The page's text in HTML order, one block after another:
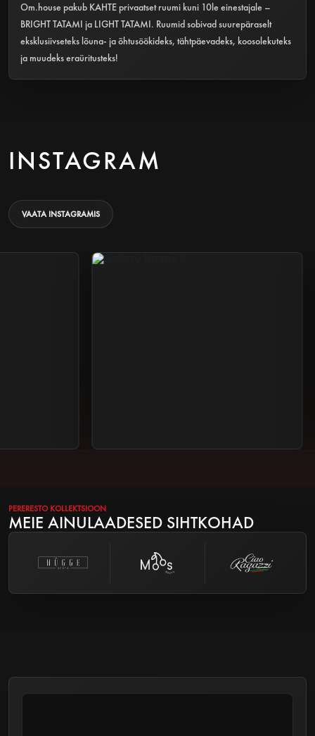
Om.house pakub KAHTE privaatset ruumi kuni 10le einestajale –
BRIGHT TATAMI ja LIGHT TATAMI. Ruumid sobivad suurepäraselt
eksklusiivseteks lõuna- ja õhtusöökideks, tähtpäevadeks, koosolekuteks
ja muudeks eraüritusteks!
INSTAGRAM
VAATA INSTAGRAMIS
PERERESTO KOLLEKTSIOON
MEIE AINULAADESED SIHTKOHAD